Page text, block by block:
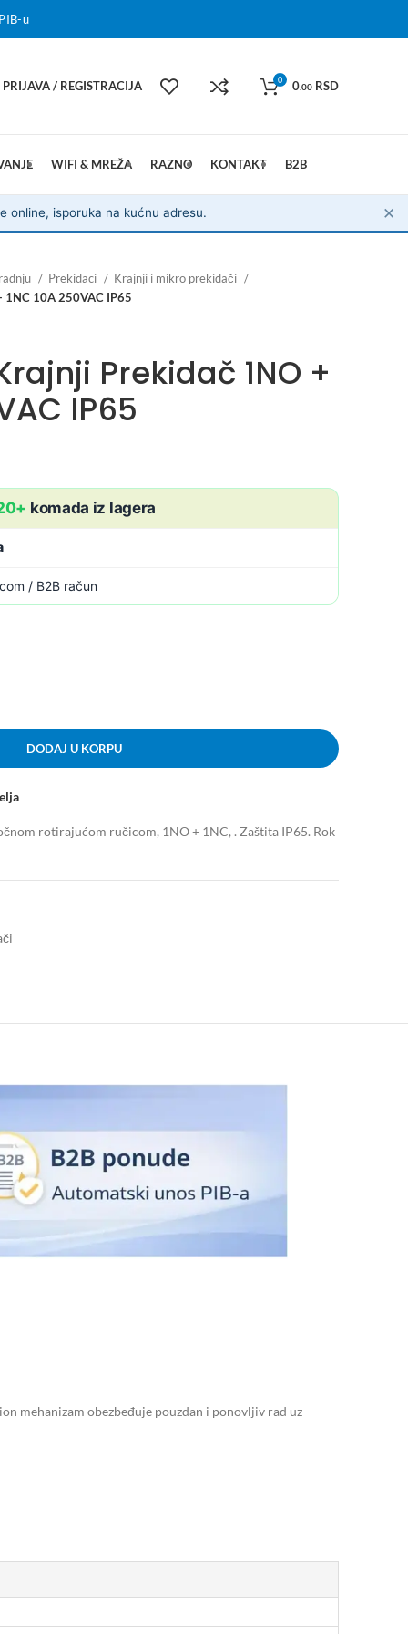
u
PRIJAVA / REGISTRACIJA 0 0.00 RSD
WIFI & MREŽA RAZNO KONTAKT B2B
online, isporuka na kućnu adresu. ✕
Prekidaci
Krajnji i mikro prekidači
10A 250VAC IP65
Prekidač 1NO +
IP65
komada iz lagera
/ B2B račun
DODAJ U KORPU
rotirajućom ručicom, 1NO + 1NC, . Zaštita IP65. Rok
mehanizam obezbeđuje pouzdan i ponovljiv rad uz